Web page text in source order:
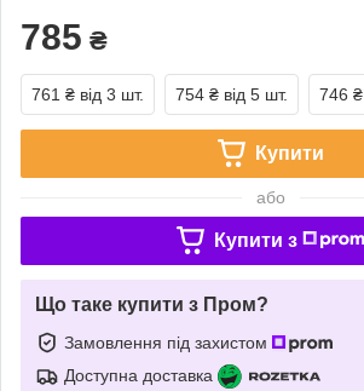
785 ₴
761 ₴ від 3 шт. 754 ₴ від 5 шт. 746 ₴
Купити
або
Купити з
Що таке купити з Пром?
Замовлення під захистом
Доступна доставка